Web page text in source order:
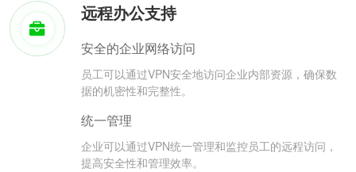
远程办公支持
安全的企业网络访问
员工可以通过VPN安全地访问企业内部资源，确保数
据的机密性和完整性。
统一管理
企业可以通过VPN统一管理和监控员工的远程访问，
提高安全性和管理效率。